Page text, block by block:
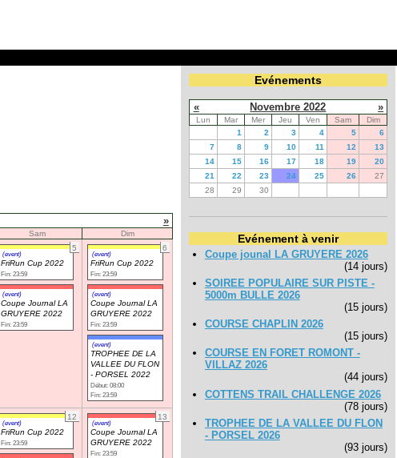
»
Sam
Dim
5
(event)
FriRun Cup 2022
Fin: 23:59
(event)
Coupe Journal LA
GRUYERE 2022
Fin: 23:59
6
(event)
FriRun Cup 2022
Fin: 23:59
(event)
Coupe Journal LA
GRUYERE 2022
Fin: 23:59
(event)
TROPHEE DE LA
VALLEE DU FLON
- PORSEL 2022
Début: 08:00
Fin: 23:59
12
(event)
FriRun Cup 2022
Fin: 23:59
13
(event)
Coupe Journal LA
GRUYERE 2022
Fin: 23:59
Evénements
« Novembre 2022 »
Lun Mar Mer Jeu Ven Sam
Dim
1
2 3 4 5
6
7
8 9 10 11 12
13
14
15 16 17 18 19
20
21
22 23 24 25 26
27
28
29 30
Evénement à venir
Coupe jounal LA GRUYERE 2026
(14 jours)
SOIREE POPULAIRE SUR PISTE -
5000m BULLE 2026
(15 jours)
COURSE CHAPLIN 2026
(15 jours)
COURSE EN FORET ROMONT -
VILLAZ 2026
(44 jours)
COTTENS TRAIL CHALLENGE 2026
(78 jours)
TROPHEE DE LA VALLEE DU FLON
- PORSEL 2026
(93 jours)